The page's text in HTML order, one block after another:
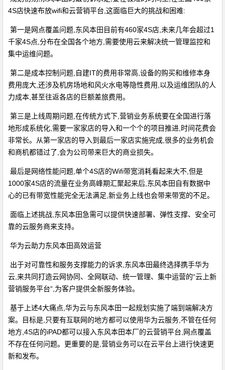
4S店快速布放wifi和云营销平台,这面临巨大的挑战和困难:
第一是网点覆盖问题,东风本田目前有460家4S店,未来几年会超过1
千家4S点,分布在全国各个地方,需要使用云来解决统一管理监控和
集中运维问题。
第二是成本控制问题,自建IT的费用非常高,设备的购买和维修本身
费用庞大,还涉及机房场地和风火水电等隐性费用,以及运维团队的人
力成本,甚至往返各店的巨额差旅费用。
第三是上线周期问题,在传统方式下,营销业务系统要在全国进行落
地形成系统化,需要一家家店的导入和一个个的项目推进,时间花费会
非常长。从第一家店的导入到最后一家店实施完成,很多的业务机会
和商机都错过了,会为公司带来巨大的商业损失。
最后是网络性能问题,单个4S店的Wifi带宽消耗看起来大不,但是
1000家4S店的流量在业务高峰期汇聚起来后,东风本田自有数据中
心的已有带宽性能完全无法满足,新业务上线也会带来带宽的不足。
面临上述挑战,东风本田急需可以提供快速部署、弹性支撑、安全可
靠的云服务商来支持。
华为云助力东风本田高效运营
出于对可靠性和服务支撑能力的诉求,东风本田最终选择携手华为
云,来共同打造云网协同、全网联动、统一管理、集中运营的“云上新
营销服务平台“,为客户提供全新服务体验。
基于上述4大痛点,华为云与东风本田一起规划实施了端到端解决方
案。目标是,只要有互联网的地方都可以使用华为云服务,不管在任何
地方,4S店的iPAD都可以接入东风本田本厂的云营销平台,网点覆盖
不存在任何问题。更重要的是,营销业务可以在云平台上进行快速更
新和发布。